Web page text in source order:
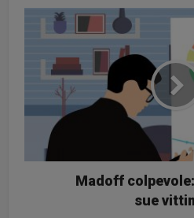
Madoff
sue